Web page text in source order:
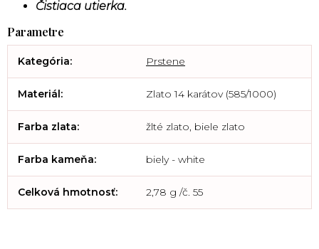
Čistiaca utierka.
Kategória: Prstene
Materiál: Zlato 14 karátov (585/1000)
Farba zlata: žlté zlato, biele zlato
Farba kameňa: biely - white
Celková hmotnosť: 2,78 g /č. 55